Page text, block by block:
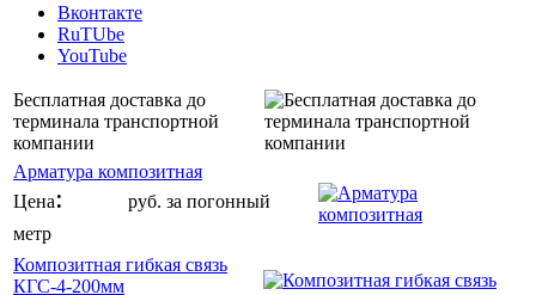
Вконтакте
RuTUbe
YouTube
Бесплатная доставка до
терминала транспортной
компании
Арматура композитная
Цена:
руб. за погонный
метр
Композитная гибкая связь
КГС-4-200мм